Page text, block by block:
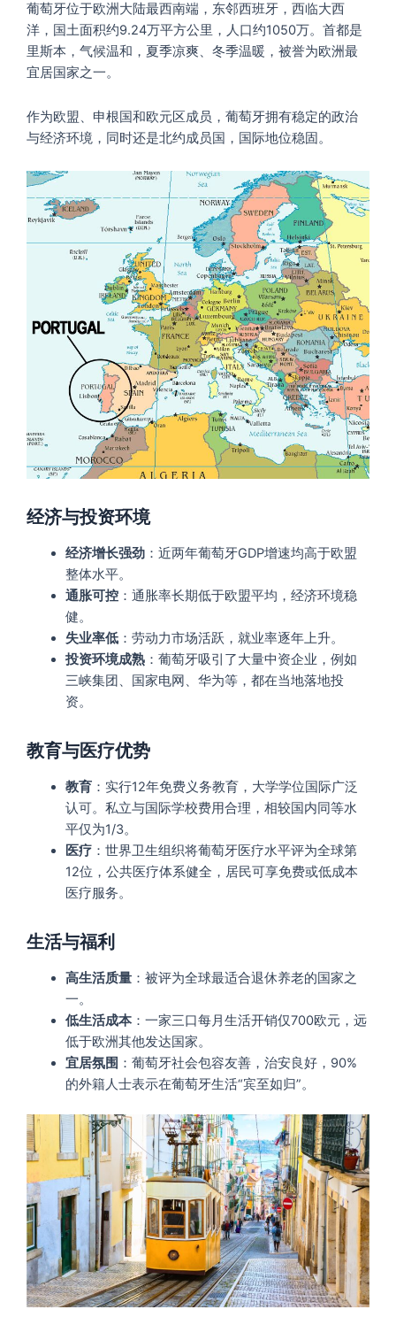
葡萄牙位于欧洲大陆最西南端，东邻西班牙，西临大西
洋，国土面积约9.24万平方公里，人口约1050万。首都是
里斯本，气候温和，夏季凉爽、冬季温暖，被誉为欧洲最
宜居国家之一。
作为欧盟、申根国和欧元区成员，葡萄牙拥有稳定的政治
与经济环境，同时还是北约成员国，国际地位稳固。
经济与投资环境
经济增长强劲：近两年葡萄牙GDP增速均高于欧盟
整体水平。
通胀可控：通胀率长期低于欧盟平均，经济环境稳
健。
失业率低：劳动力市场活跃，就业率逐年上升。
投资环境成熟：葡萄牙吸引了大量中资企业，例如
三峡集团、国家电网、华为等，都在当地落地投
资。
教育与医疗优势
教育：实行12年免费义务教育，大学学位国际广泛
认可。私立与国际学校费用合理，相较国内同等水
平仅为1/3。
医疗：世界卫生组织将葡萄牙医疗水平评为全球第
12位，公共医疗体系健全，居民可享免费或低成本
医疗服务。
生活与福利
高生活质量：被评为全球最适合退休养老的国家之
一。
低生活成本：一家三口每月生活开销仅700欧元，远
低于欧洲其他发达国家。
宜居氛围 ：葡萄牙社会包容友善，治安良好，90%
的外籍人士表示在葡萄牙生活“宾至如归”。